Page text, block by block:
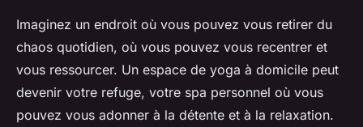
Imaginez un endroit où vous pouvez vous retirer du
chaos quotidien, où vous pouvez vous recentrer et
vous ressourcer. Un espace de yoga à domicile peut
devenir votre refuge, votre spa personnel où vous
pouvez vous adonner à la détente et à la relaxation.